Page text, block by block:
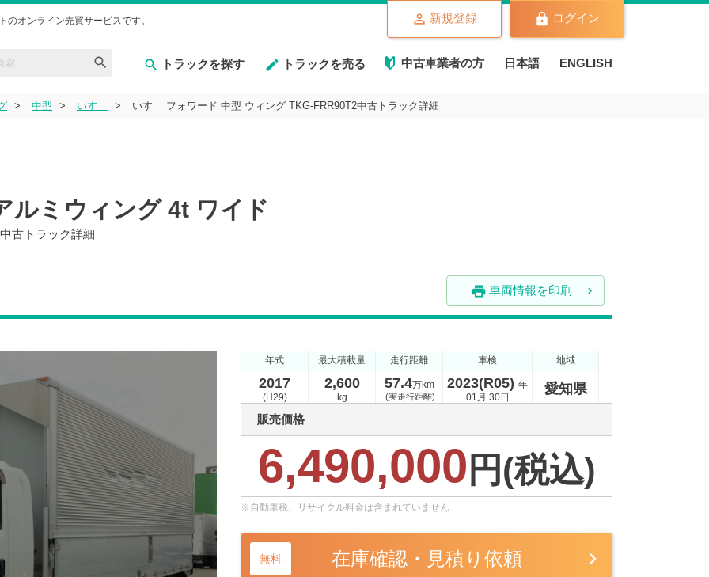
オンライン売買サービスです。
トラックを探す トラックを売る 中古車業者の方 日本語 ENGLISH
新規登録 ログイン
中型 いすゞ いすゞ フォワード 中型 ウィング TKG-FRR90T2中古トラック詳細
ルミウィング 4t ワイド
古トラック詳細
print 車両情報を印刷
年式
2017
(H29)
最大積載量
2,600
kg
走行距離
57.4万km
(実走行距離)
車検
2023(R05) 年
01月 30日
地域
愛知県
販売価格
6,490,000 円(税込)
※自動車税、リサイクル料金は含まれていません
無料 在庫確認・見積り依頼